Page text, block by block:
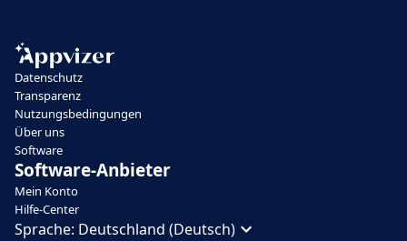
Datenschutz
Transparenz
Nutzungsbedingungen
Über uns
Software
Software-Anbieter
Mein Konto
Hilfe-Center
Sprache: Deutschland (Deutsch)